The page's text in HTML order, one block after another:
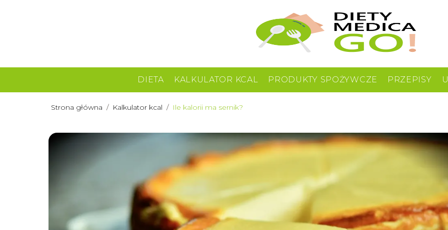
DIETA KALKULATOR KCAL PRODUKTY SPOŻYWCZE PRZEPISY
Strona główna / Kalkulator kcal / Ile kalorii ma sernik?